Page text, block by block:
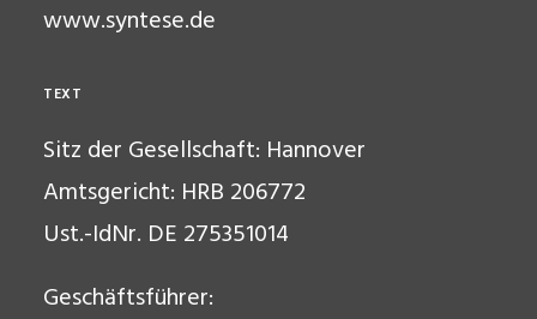
www.syntese.de
TEXT
Sitz der Gesellschaft: Hannover
Amtsgericht: HRB 206772
Ust.-IdNr. DE 275351014
Geschäftsführer: